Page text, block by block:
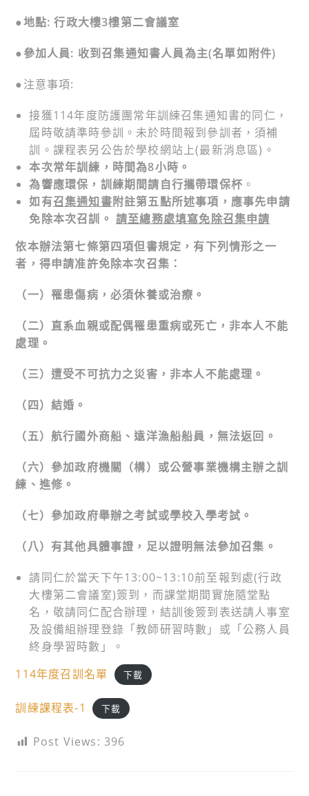
●地點: 行政大樓3樓第二會議室
●參加人員: 收到召集通知書人員為主(名單如附件)
●注意事項:
接獲114年度防護團常年訓練召集通知書的同仁，
屆時敬請準時參訓。未於時間報到參訓者，須補
訓。課程表另公告於學校網站上(最新消息區)。
本次常年訓練，時間為8小時。
為響應環保，訓練期間請自行攜帶環保杯 。
如有召集通知書附註第五點所述事項，應事先申請
免除本次召訓。請至總務處填寫免除召集申請
依本辦法第七條第四項但書規定，有下列情形之一
者，得申請准許免除本次召集：
（一）罹患傷病，必須休養或治療。
（二）直系血親或配偶罹患重病或死亡，非本人不能
處理。
（三）遭受不可抗力之災害，非本人不能處理。
（四）結婚。
（五）航行國外商船、遠洋漁船船員，無法返回。
（六）參加政府機關（構）或公營事業機構主辦之訓
練、進修。
（七）參加政府舉辦之考試或學校入學考試。
（八）有其他具體事證，足以證明無法參加召集。
請同仁於當天下午13:00~13:10前至報到處(行政
大樓第二會議室)簽到，而課堂期間實施隨堂點
名，敬請同仁配合辦理，結訓後簽到表送請人事室
及設備組辦理登錄「教師研習時數」或「公務人員
終身學習時數」。
114年度召訓名單
下載
訓練課程表-1 下載
Post Views: 396